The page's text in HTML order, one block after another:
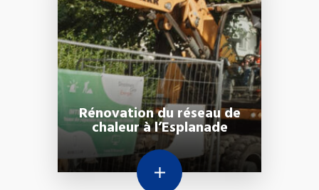
Rénovation du réseau de
chaleur à l’Esplanade